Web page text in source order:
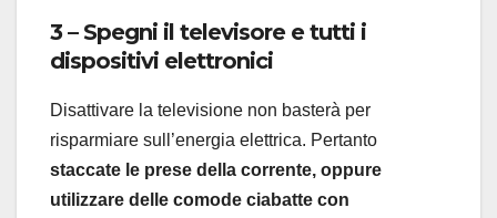
3 – Spegni il televisore e tutti i
dispositivi elettronici
Disattivare la televisione non basterà per
risparmiare sull’energia elettrica. Pertanto
staccate le prese della corrente, oppure
utilizzare delle comode ciabatte con